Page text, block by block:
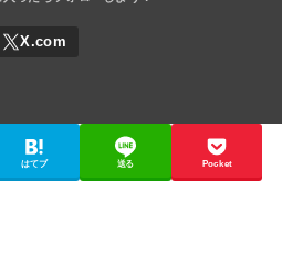
はてブ 送る Pocket